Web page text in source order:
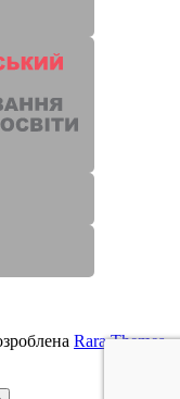
Rara Themes.